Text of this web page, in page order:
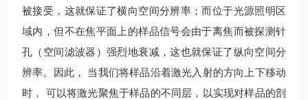
被接受，这就保证了横向空间分辨率；而位于光源照明区
域内，但不在焦平面上的样品信号会由于离焦而被探测针
孔（空间滤波器）强烈地衰减，这也就保证了纵向空间分
辨率。因此， 当我们将样品沿着激光入射的方向上下移动
时， 可以将激光聚焦于样品的不同层，以实现对样品的剖